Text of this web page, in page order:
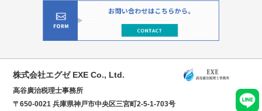
株式会社エグゼ EXE Co., Ltd.
高谷廣治税理士事務所
〒650-0021 兵庫県神戸市中央区三宮町2-5-1-703号